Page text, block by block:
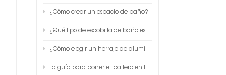
¿Cómo crear un espacio de baño?
¿Qué tipo de escobilla de baño es de buena calidad?
¿Cómo elegir un herraje de aluminio espacial de calidad?
La guía para poner el toallero en tu baño